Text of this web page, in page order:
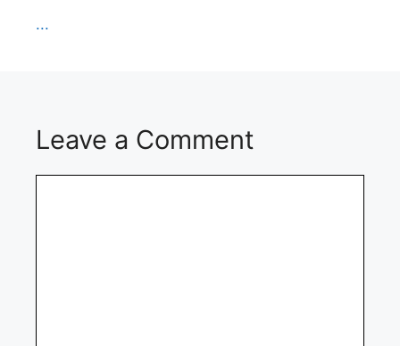
...
Leave a Comment